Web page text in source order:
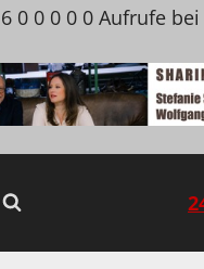
0 0 0 0 0 Aufrufe